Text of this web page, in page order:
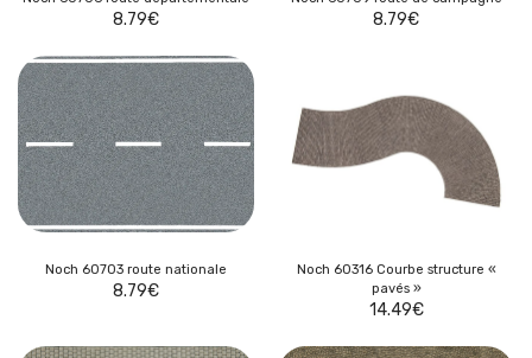
8.79€ 8.79€
Noch 60703 route nationale
8.79€
Noch 60316 Courbe structure «
pavés »
14.49€